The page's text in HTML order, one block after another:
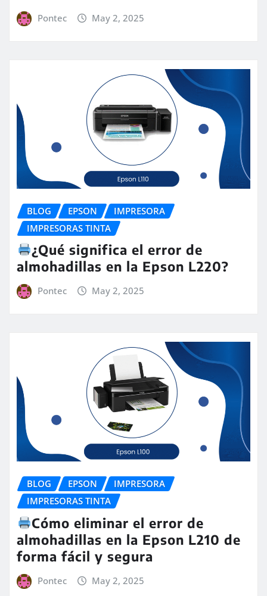
Pontec May 2, 2025
BLOG EPSON
IMPRESORA
IMPRESORAS TINTA
¿Qué significa el error de
almohadillas en la Epson L220?
Pontec May 2, 2025
BLOG EPSON
IMPRESORA
IMPRESORAS TINTA
Cómo eliminar el error de
almohadillas en la Epson L210 de
forma fácil y segura
Pontec May 2, 2025